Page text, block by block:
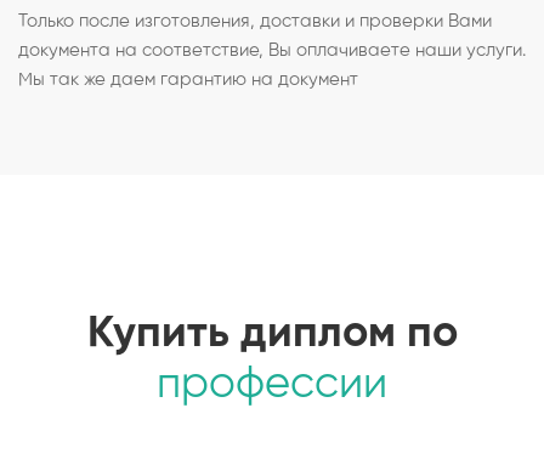
Только после изготовления, доставки и проверки Вами
документа на соответствие, Вы оплачиваете наши услуги.
Мы так же даем гарантию на документ
Купить диплом по
профессии